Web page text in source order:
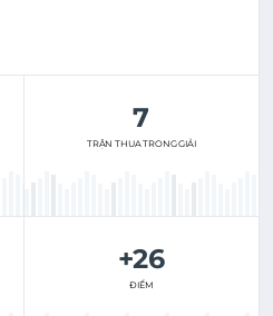
7
TRẬN THUA TRONG GIẢI
+26
ĐIỂM